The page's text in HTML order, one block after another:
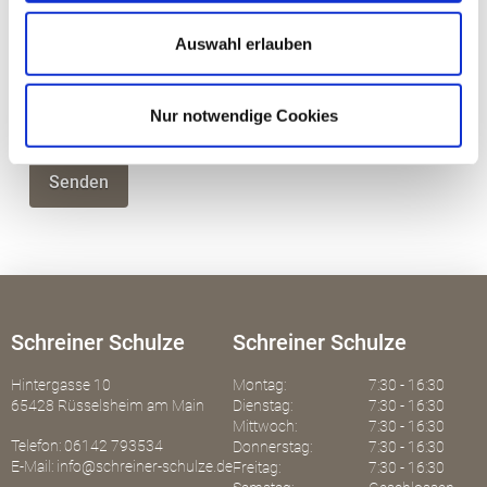
Auswahl erlauben
Nur notwendige Cookies
Datenschutzbestimmungen*
Ich akzeptiere die Datenschutzbestimmungen
Schreiner Schulze
Hintergasse 10
65428 Rüsselsheim am Main
Telefon: 06142 793534
E-Mail: info@schreiner-schulze.de
Schreiner Schulze
Montag:
Dienstag:
Mittwoch:
Donnerstag:
Freitag:
7:30 - 16:30
7:30 - 16:30
7:30 - 16:30
7:30 - 16:30
7:30 - 16:30